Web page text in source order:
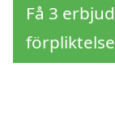
Få 3